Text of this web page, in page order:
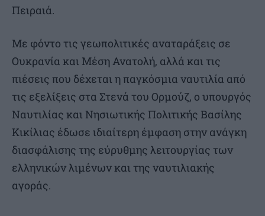
Πειραιά.
Με φόντο τις γεωπολιτικές αναταράξεις σε
Ουκρανία και Μέση Ανατολή, αλλά και τις
πιέσεις που δέχεται η παγκόσμια ναυτιλία από
τις εξελίξεις στα Στενά του Ορμούζ, ο υπουργός
Ναυτιλίας και Νησιωτικής Πολιτικής Βασίλης
Κικίλιας έδωσε ιδιαίτερη έμφαση στην ανάγκη
διασφάλισης της εύρυθμης λειτουργίας των
ελληνικών λιμένων και της ναυτιλιακής
αγοράς.